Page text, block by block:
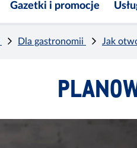
Gazetki i promocje
Dla gastronomii Jak